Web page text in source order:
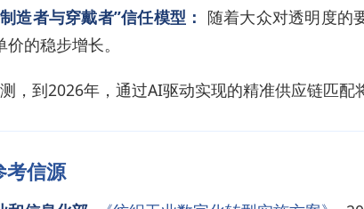
造者与穿戴者”信任模型： 随着大众对透明度的
的稳步增长。
，到2026年，通过AI驱动实现的精准供应链匹配
考信源